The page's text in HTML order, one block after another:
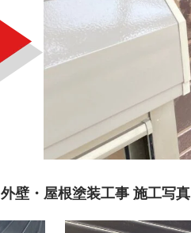
壁・屋根塗装工事 施工写真